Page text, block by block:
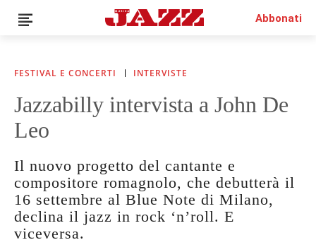
News
Interviste
Rubriche
Top Jazz
Radio
Negozio
Abbonati
FESTIVAL E CONCERTI INTERVISTE
Jazzabilly intervista a John De
Leo
Il nuovo progetto del cantante e
compositore romagnolo, che debutterà il
16 settembre al Blue Note di Milano,
declina il jazz in rock ‘n’roll. E
viceversa.